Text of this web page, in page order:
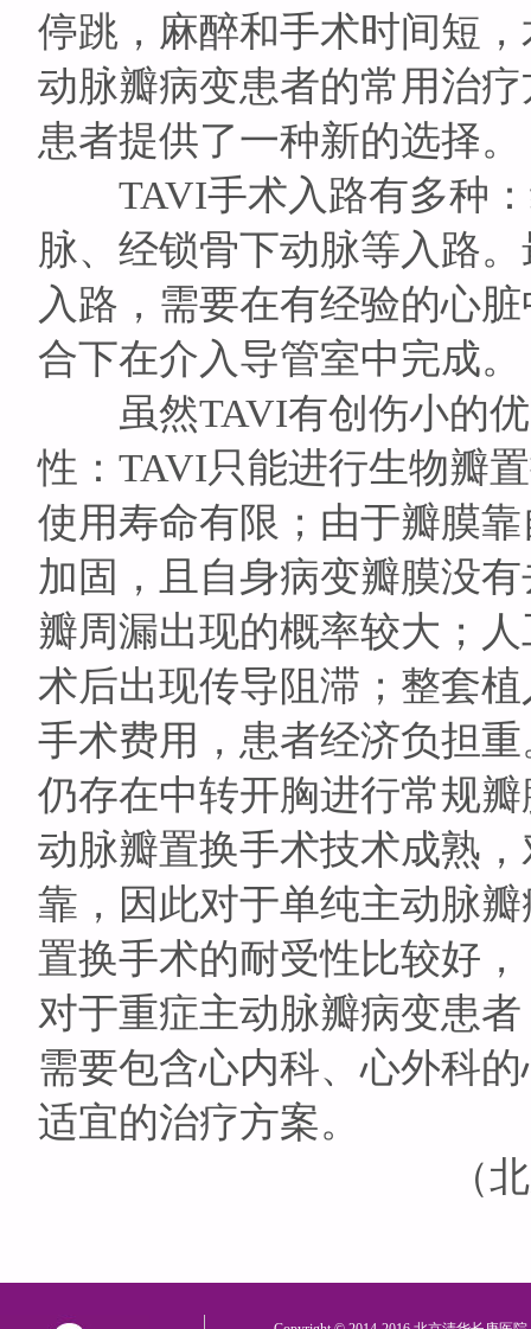
停跳，麻醉和手术时间短
动脉瓣病变患者的常用治
患者提供了一种新的选择。
TAVI手术入路有多种：
脉、经锁骨下动脉等入路
入路，需要在有经验的心
合下在介入导管室中完成。
虽然TAVI有创伤小的优
性：TAVI只能进行生物瓣
使用寿命有限；由于瓣膜
加固，且自身病变瓣膜没
瓣周漏出现的概率较大；
术后出现传导阻滞；整套
手术费用，患者经济负担
仍存在中转开胸进行常规
动脉瓣置换手术技术成熟
靠，因此对于单纯主动脉
置换手术的耐受性比较好
对于重症主动脉瓣病变患
需要包含心内科、心外科
适宜的治疗方案。
（北